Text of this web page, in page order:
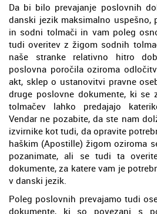
Da bi bilo prevajanje poslovnih
danski jezik maksimalno uspešno,
in sodni tolmači in vam poleg
tudi overitev z žigom sodnih
naše stranke relativno hitro
poslovna poročila oziroma
akt, sklep o ustanovitvi pravne
druge poslovne dokumente, ki se
tolmačev lahko predajajo
Vendar ne pozabite, da ste nam
izvirnike kot tudi, da opravite
haškim (Apostille) žigom oziroma
pozanimate, ali se tudi ta
dokumente, za katere vam je
v danski jezik.
Poleg poslovnih prevajamo tudi
dokumente, ki so povezani s